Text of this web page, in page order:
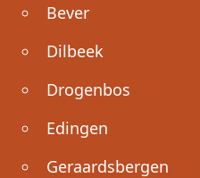
Bever
Dilbeek
Drogenbos
Edingen
Geraardsbergen